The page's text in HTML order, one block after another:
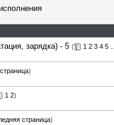
зарядка) - 5 ( 1 2 3 4 5
)
1 2)
страница)